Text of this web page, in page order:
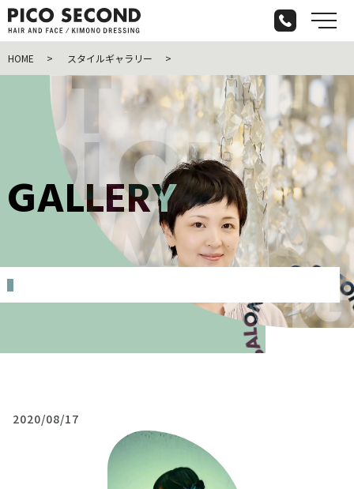
メ
HOME スタイルギャラリー
GALLERY
2020/08/17